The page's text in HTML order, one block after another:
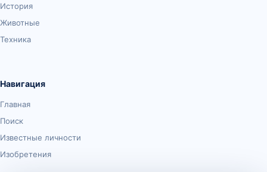
История
Животные
Техника
Навигация
Главная
Поиск
Известные личности
Изобретения